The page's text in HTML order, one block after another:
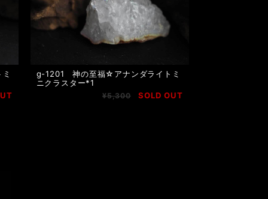
g-1201 神の至福☆アナンダライトミ
ニクラスター*1
¥5,300 SOLD OUT